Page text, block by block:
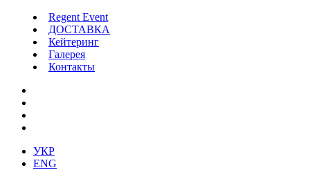
Regent Event
ДОСТАВКА
Кейтеринг
Галерея
Контакты
УКР
ENG